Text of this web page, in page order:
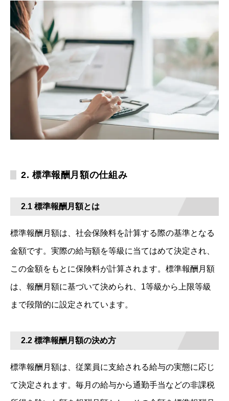
2. 標準報酬月額の仕組み
2.1 標準報酬月額とは
標準報酬月額は、社会保険料を計算する際の基準となる
金額です。実際の給与額を等級に当てはめて決定され、
この金額をもとに保険料が計算されます。標準報酬月額
は、報酬月額に基づいて決められ、1等級から上限等級
まで段階的に設定されています。
2.2 標準報酬月額の決め方
標準報酬月額は、従業員に支給される給与の実態に応じ
て決定されます。毎月の給与から通勤手当などの非課税